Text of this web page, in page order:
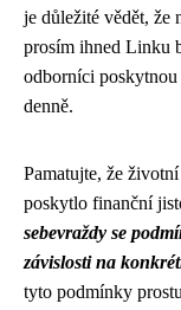
je důležité vědět, že
prosím ihned Linku
odborníci
denně.
Pamatujte, že
poskytlo finanční
sebevraždy se
závislosti na
tyto podmínky